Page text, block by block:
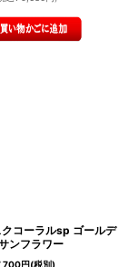
コーラルsp ゴールデ
ンフラワー
円(税別)